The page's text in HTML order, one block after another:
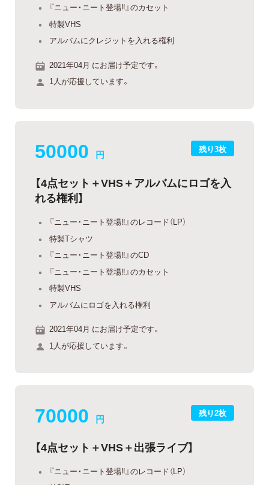
『ニュー・ニート登場‼』のカセット
特製VHS
アルバムにクレジットを入れる権利
2021年04月 にお届け予定です。
1人が応援しています。
残り3枚
50000 円
【4点セット＋VHS＋アルバムにロゴを入
れる権利】
『ニュー・ニート登場‼』のレコード（LP）
特製Tシャツ
『ニュー・ニート登場‼』のCD
『ニュー・ニート登場‼』のカセット
特製VHS
アルバムにロゴを入れる権利
2021年04月 にお届け予定です。
1人が応援しています。
残り2枚
70000 円
【4点セット＋VHS＋出張ライブ】
『ニュー・ニート登場‼』のレコード（LP）